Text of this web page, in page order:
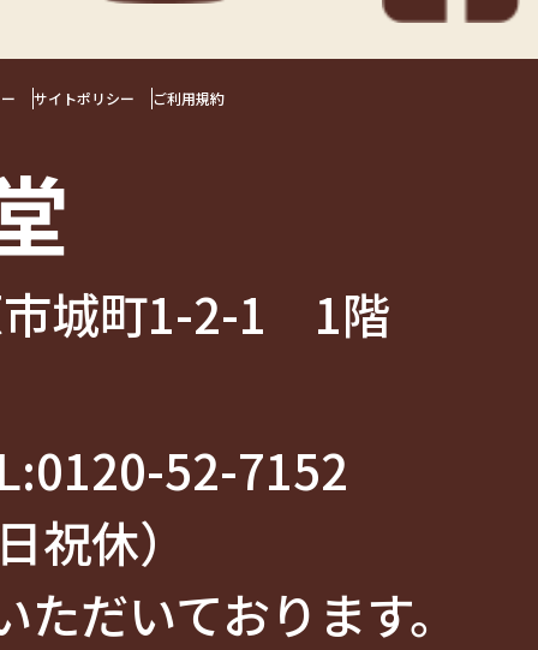
サイトポリシー ご利用規約
城町1-2-1 1階
0120-52-7152
休）
だいております。